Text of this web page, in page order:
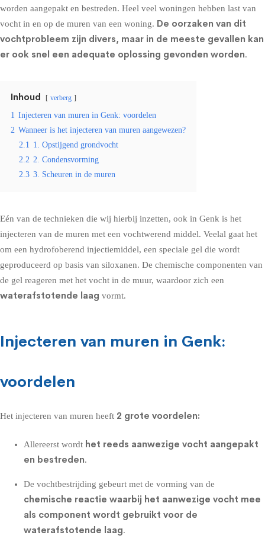
worden aangepakt en bestreden. Heel veel woningen hebben last van
vocht in en op de muren van een woning. De oorzaken van dit
vochtprobleem zijn divers, maar in de meeste gevallen kan
er ook snel een adequate oplossing gevonden worden.
Inhoud verberg
1 Injecteren van muren in Genk: voordelen
2 Wanneer is het injecteren van muren aangewezen?
2.1 1. Opstijgend grondvocht
2.2 2. Condensvorming
2.3 3. Scheuren in de muren
Eén van de technieken die wij hierbij inzetten, ook in Genk is het
injecteren van de muren met een vochtwerend middel. Veelal gaat het
om een hydrofoberend injectiemiddel, een speciale gel die wordt
geproduceerd op basis van siloxanen. De chemische componenten van
de gel reageren met het vocht in de muur, waardoor zich een
waterafstotende laag vormt.
Injecteren van muren in Genk:
voordelen
Het injecteren van muren heeft 2 grote voordelen:
Allereerst wordt het reeds aanwezige vocht aangepakt
en bestreden.
De vochtbestrijding gebeurt met de vorming van de
chemische reactie waarbij het aanwezige vocht mee
als component wordt gebruikt voor de
waterafstotende laag.